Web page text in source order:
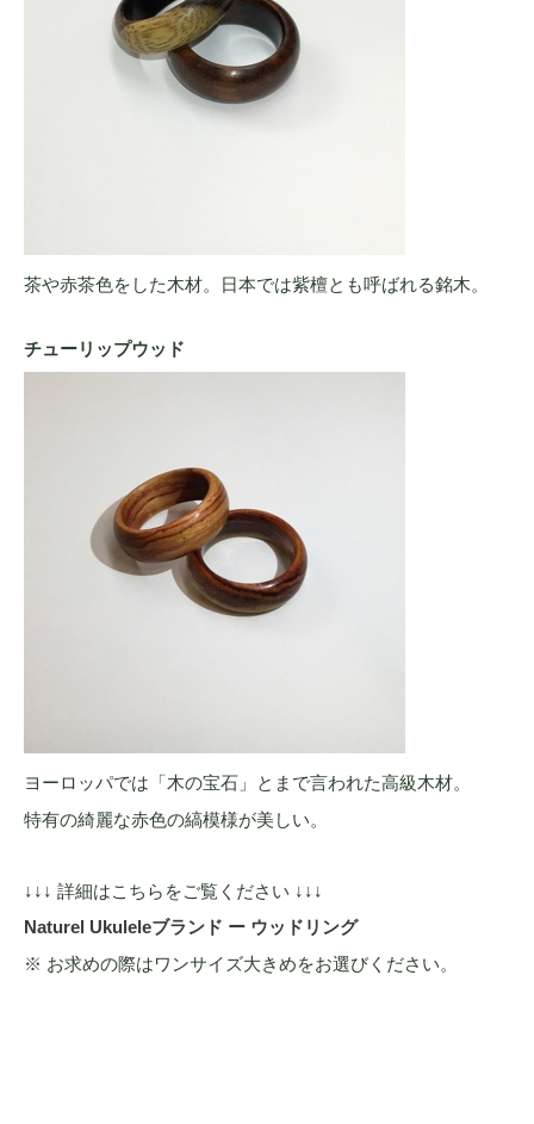
茶や赤茶色をした木材。日本では紫檀とも呼ばれる銘木。
チューリップウッド
ヨーロッパでは「木の宝石」とまで言われた高級木材。
特有の綺麗な赤色の縞模様が美しい。
↓↓↓ 詳細はこちらをご覧ください ↓↓↓
Naturel Ukuleleブランド ー ウッドリング
※ お求めの際はワンサイズ大きめをお選びください。